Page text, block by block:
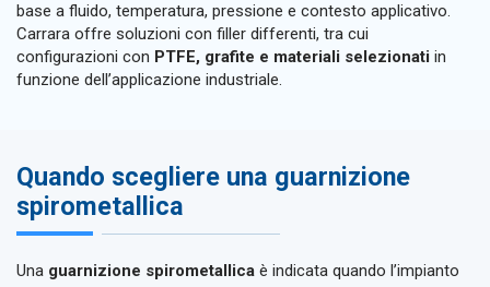
base a fluido, temperatura, pressione e contesto applicativo.
Carrara offre soluzioni con filler differenti, tra cui
configurazioni con PTFE, grafite e materiali selezionati in
funzione dell’applicazione industriale.
Quando scegliere una guarnizione
spirometallica
Una guarnizione spirometallica è indicata quando l’impianto